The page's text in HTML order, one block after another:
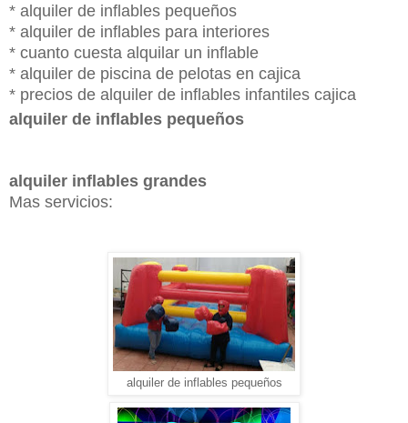
* alquiler de inflables pequeños
* alquiler de inflables para interiores
* cuanto cuesta alquilar un inflable
* alquiler de piscina de pelotas en cajica
* precios de alquiler de inflables infantiles cajica
alquiler de inflables pequeños
alquiler inflables grandes
Mas servicios:
alquiler de inflables pequeños